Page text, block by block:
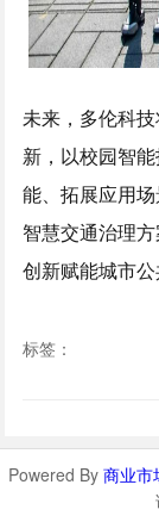
未来，多伦科
新，以校园智
能、拓展应用
智慧交通治理
创新赋能城市公
标签：
Powered By 商业市